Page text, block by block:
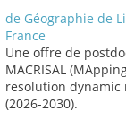
de Géographie de
France
Une offre de
MACRISAL
resolution dynamic
(2026-2030).